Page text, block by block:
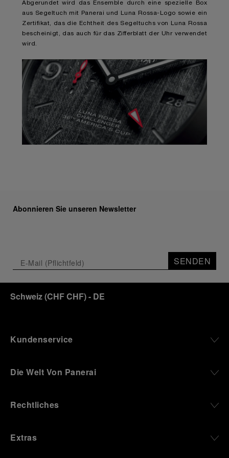
Abgerundet wird das Ensemble durch eine spezielle Box
aus Segeltuch mit Panerai und Luna Rossa-Logo sowie ein
Zertifikat, das die Echtheit des Segeltuchs von Luna Rossa
bescheinigt, das auch für das Zifferblatt der Uhr verwendet
wird.
Abonnieren Sie unseren Newsletter
SENDEN
Schweiz(CHF CHF)- DE
Kundenservice
Die Welt Von Panerai
Rechtliches
Extras